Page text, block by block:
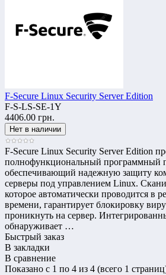
F-Secure Linux Security Server Edition
F-S-LS-SE-1Y
4406.00 грн.
F-Secure Linux Security Server Edition
полнофункциональный программный
обеспечивающий надежную защиту
серверы под управлением Linux.
которое автоматически проводится в
времени, гарантирует блокировку
проникнуть на сервер.
обнаруживает …
Быстрый заказ
В закладки
В сравнение
Показано с 1 по 4 из 4 (всего 1